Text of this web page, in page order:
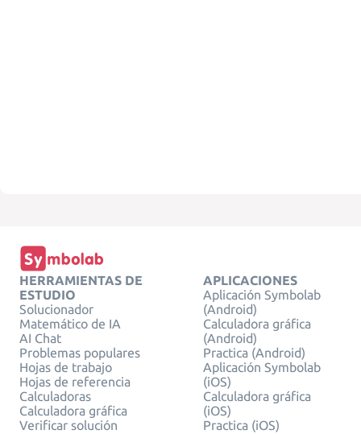
HERRAMIENTAS DE
ESTUDIO
Solucionador
Matemático de IA
AI Chat
Problemas populares
Hojas de trabajo
Hojas de referencia
Calculadoras
Calculadora gráfica
Verificar solución
APLICACIONES
Aplicación Symbolab
(Android)
Calculadora gráfica
(Android)
Practica (Android)
Aplicación Symbolab
(iOS)
Calculadora gráfica
(iOS)
Practica (iOS)